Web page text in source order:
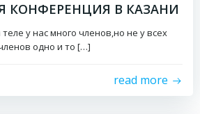
КОНФЕРЕНЦИЯ В КАЗАНИ
у нас много членов,но не у всех
одно и то […]
read more